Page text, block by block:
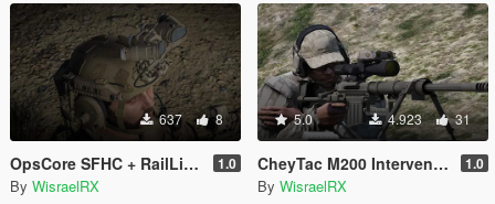
637 8
OpsCore SFHC + RailLink + FPGNVG [Replace/FiveM] 1.0
By WisraelRX
5.0 4.923 31
CheyTac M200 Intervention [Replace / Animated] 1.0
By WisraelRX